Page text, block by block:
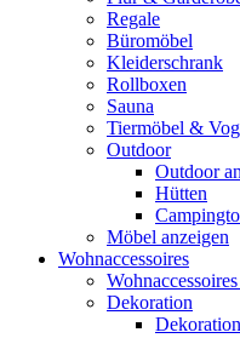
Regale
Büromöbel
Kleiderschrank
Rollboxen
Sauna
Tiermöbel &
Outdoor
Outdoor
Hütten
Möbel anzeigen
Wohnaccessoires
Dekoration